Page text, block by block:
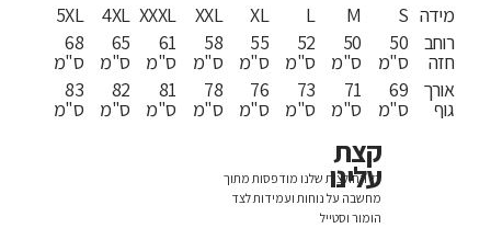
5XL
68
ס"מ
83
ס"מ
4XL
65
ס"מ
82
ס"מ
XXXL
61
ס"מ
81
ס"מ
XXL
58
ס"מ
78
ס"מ
XL
55
ס"מ
76
ס"מ
L
52
ס"מ
73
ס"מ
M
50
ס"מ
71
ס"מ
S
50
ס"מ
69
ס"מ
מידה
רוחב
חזה
אורך
גוף
כל החולצות שלנו מודפסות מתוך
מחשבה על נוחות ועמידות לצד
הומור וסטייל
קצת
עלינו